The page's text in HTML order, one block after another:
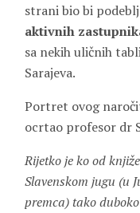
strani bio bi
aktivnih
sa nekih uličnih
Sarajeva.
Portret ovog
ocrtao profesor dr
Rijetko je ko od
Slavenskom jugu (u
premca) tako